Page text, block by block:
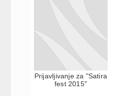
Prijavljivanje za "Satira
fest 2015"